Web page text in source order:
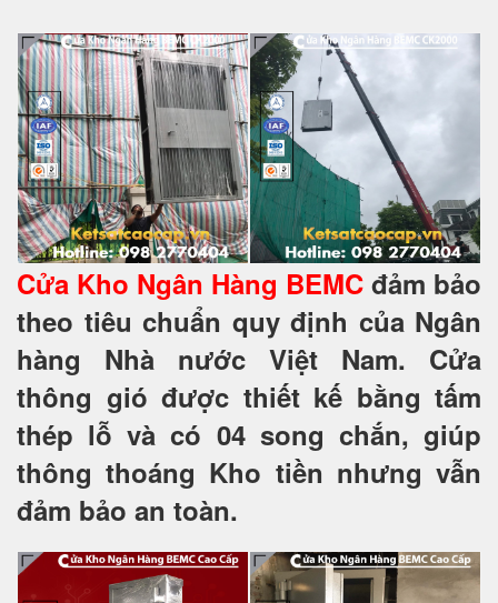
Cửa Kho Ngân Hàng BEMC đảm bảo
theo tiêu chuẩn quy định của Ngân
hàng Nhà nước Việt Nam. Cửa
thông gió được thiết kế bằng tấm
thép lỗ và có 04 song chắn, giúp
thông thoáng Kho tiền nhưng vẫn
đảm bảo an toàn.